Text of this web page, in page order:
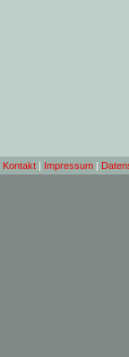
Kontakt | Impressum |